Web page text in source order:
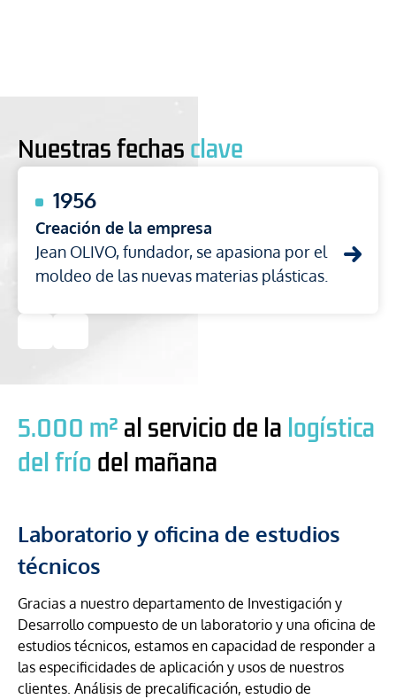
Nuestras fechas clave
1956
Creación de la empresa
Jean OLIVO, fundador, se apasiona por el
moldeo de las nuevas materias plásticas.
5.000 m² al servicio de la logística
del frío del mañana
Laboratorio y oficina de estudios
técnicos
Gracias a nuestro departamento de Investigación y
Desarrollo compuesto de un laboratorio y una oficina de
estudios técnicos, estamos en capacidad de responder a
las especificidades de aplicación y usos de nuestros
clientes. Análisis de precalificación, estudio de